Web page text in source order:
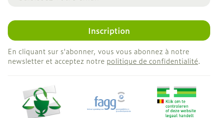
Inscription
En cliquant sur s'abonner, vous vous abonnez à notre
newsletter et acceptez notre politique de confidentialité.